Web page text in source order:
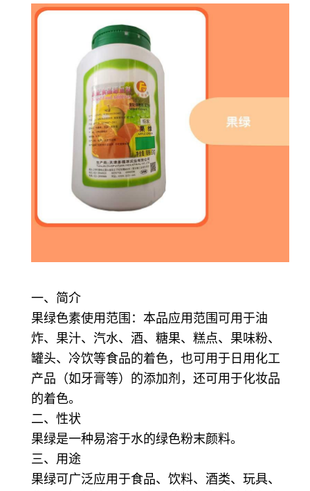
一、简介
果绿色素使用范围：本品应用范围可用于油
炸、果汁、汽水、酒、糖果、糕点、果味粉、
罐头、冷饮等食品的着色，也可用于日用化工
产品（如牙膏等）的添加剂，还可用于化妆品
的着色。
二、性状
果绿是一种易溶于水的绿色粉末颜料。
三、用途
果绿可广泛应用于食品、饮料、酒类、玩具、